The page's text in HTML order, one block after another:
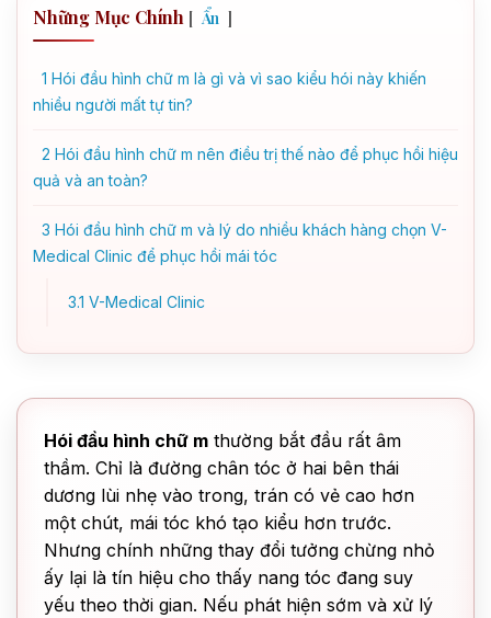
Những Mục Chính [ Ẩn ]
1 Hói đầu hình chữ m là gì và vì sao kiểu hói này khiến
nhiều người mất tự tin?
2 Hói đầu hình chữ m nên điều trị thế nào để phục hồi hiệu
quả và an toàn?
3 Hói đầu hình chữ m và lý do nhiều khách hàng chọn V-
Medical Clinic để phục hồi mái tóc
3.1 V-Medical Clinic
Hói đầu hình chữ m thường bắt đầu rất âm
thầm. Chỉ là đường chân tóc ở hai bên thái
dương lùi nhẹ vào trong, trán có vẻ cao hơn
một chút, mái tóc khó tạo kiểu hơn trước.
Nhưng chính những thay đổi tưởng chừng nhỏ
ấy lại là tín hiệu cho thấy nang tóc đang suy
yếu theo thời gian. Nếu phát hiện sớm và xử lý